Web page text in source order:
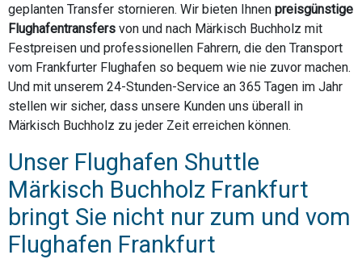
geplanten Transfer stornieren. Wir bieten Ihnen preisgünstige
Flughafentransfers von und nach Märkisch Buchholz mit
Festpreisen und professionellen Fahrern, die den Transport
vom Frankfurter Flughafen so bequem wie nie zuvor machen.
Und mit unserem 24-Stunden-Service an 365 Tagen im Jahr
stellen wir sicher, dass unsere Kunden uns überall in
Märkisch Buchholz zu jeder Zeit erreichen können.
Unser Flughafen Shuttle
Märkisch Buchholz Frankfurt
bringt Sie nicht nur zum und vom
Flughafen Frankfurt